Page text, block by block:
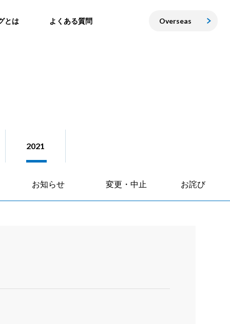
とは よくある質問 Overseas
2021
お知らせ 変更・中止 お詫び